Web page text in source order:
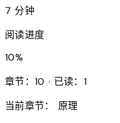
7 分钟
阅读进度
10%
章节：10 · 已读：1
当前章节：
原理